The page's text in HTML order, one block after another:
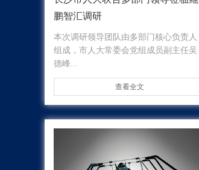
鹏智汇调研
本次调研领导团队由多部门核心负责人
组成，市人大常委会党组成员副主任吴
德峰...
查看全文